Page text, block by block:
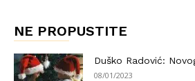
NE PROPUSTITE
Duško Radović:
08/01/2023